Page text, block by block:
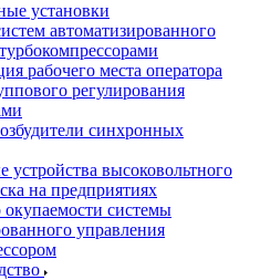
установки
автоматизированного
рабочего места оператора
регулирования
синхронных
устройства высоковольтного
на предприятиях
окупаемости системы
управления